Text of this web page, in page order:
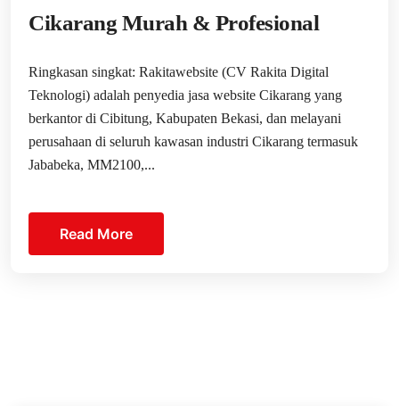
Cikarang Murah & Profesional
Ringkasan singkat: Rakitawebsite (CV Rakita Digital
Teknologi) adalah penyedia jasa website Cikarang yang
berkantor di Cibitung, Kabupaten Bekasi, dan melayani
perusahaan di seluruh kawasan industri Cikarang termasuk
Jababeka, MM2100,...
Read More